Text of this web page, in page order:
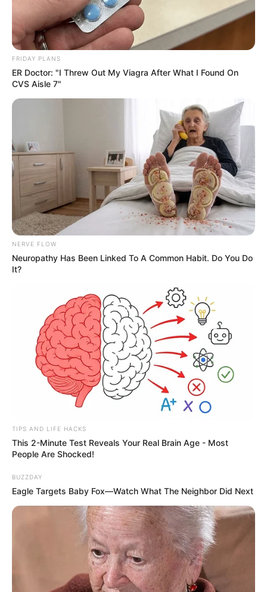
FRIDAY PLANS
ER Doctor: "I Threw Out My Viagra After What I Found On
CVS Aisle 7"
NERVE FLOW
Neuropathy Has Been Linked To A Common Habit. Do You Do
It?
TIPS AND LIFE HACKS
This 2-Minute Test Reveals Your Real Brain Age - Most
People Are Shocked!
BUZZDAY
Eagle Targets Baby Fox—Watch What The Neighbor Did Next